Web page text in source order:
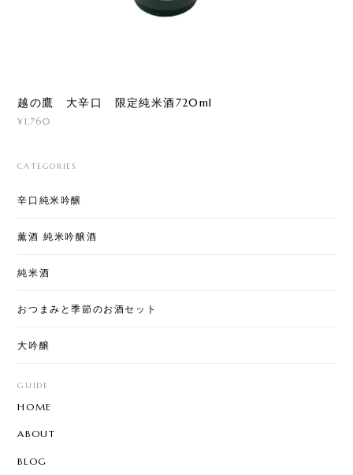
越の鷹 大辛口 限定純米酒720ml
¥1,760
CATEGORIES
辛口純米吟醸
薫酒 純米吟醸酒
純米酒
おつまみと季節のお酒セット
大吟醸
GUIDE
HOME
ABOUT
BLOG